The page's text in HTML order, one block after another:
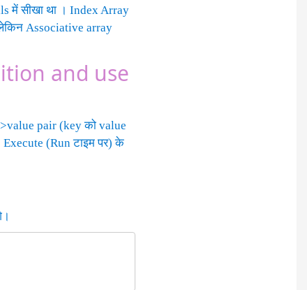
में सीखा था । Index Array
Associative array
and use
pair (key को value
(Run टाइम पर) के